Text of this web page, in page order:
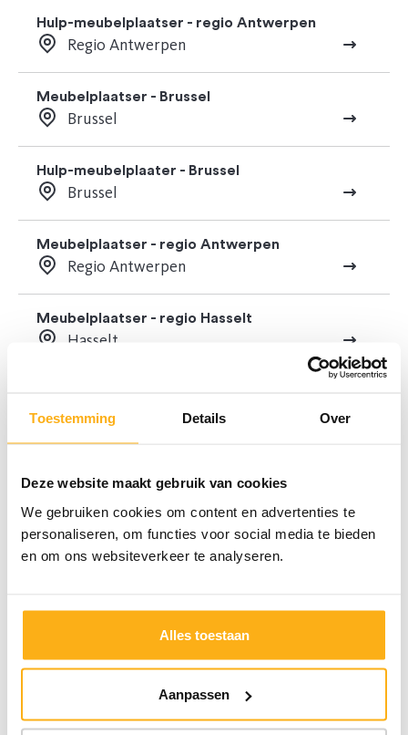
Toestemming Details Over
Deze website maakt gebruik van cookies
We gebruiken cookies om content en advertenties te
personaliseren, om functies voor social media te bieden
en om ons websiteverkeer te analyseren.
Alles toestaan
Aanpassen
Hulp-meubelplaatser - regio Antwerpen
Regio Antwerpen
Meubelplaatser - Brussel
Brussel
Hulp-meubelplaater - Brussel
Brussel
Meubelplaatser - regio Antwerpen
Regio Antwerpen
Meubelplaatser - regio Hasselt
Hasselt
Hasselt
Geel
Technisch Projectcoördinator Vastgoed
Overijse
Interieurarchitect - Dilbeek
Opmeter - regio Antwerpen